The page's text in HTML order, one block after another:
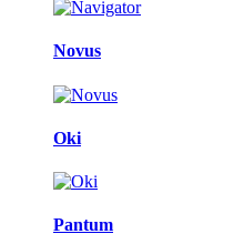
Novus
Oki
Pantum